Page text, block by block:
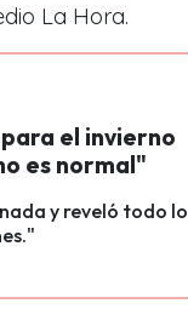
La Hora.
el invierno
es normal"
y reveló todo lo